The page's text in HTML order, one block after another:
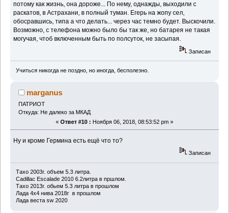
потому как жизнь, она дороже... По нему, однажды, выходили с
раскатов, в Астрахани, в полный туман. Егерь на жопу сел,
обосравшись, типа а что делать... через час темно будет. Выскочили.
Возможно, с телефона можно было бы так же, но батарея не такая
могучая, чтоб включенным быть по полсуток, не засыпая.
Записан
Учиться никогда не поздно, но иногда, бесполезно.
marganus
ПАТРИОТ
Откуда: Не далеко за МКАД
« Ответ #10 : Ноября 06, 2018, 08:53:52 pm »
Ну и кроме Гермина есть ещё что то?
Записан
Тахо 2003г. объем 5.3 литра.
Cadillac Escalade 2010 6.2литра в пршлом.
Тахо 2013г. обьем 5.3 литра в прошлом
Лада 4х4 нива 2018г в прошлом
Лада веста sw 2020